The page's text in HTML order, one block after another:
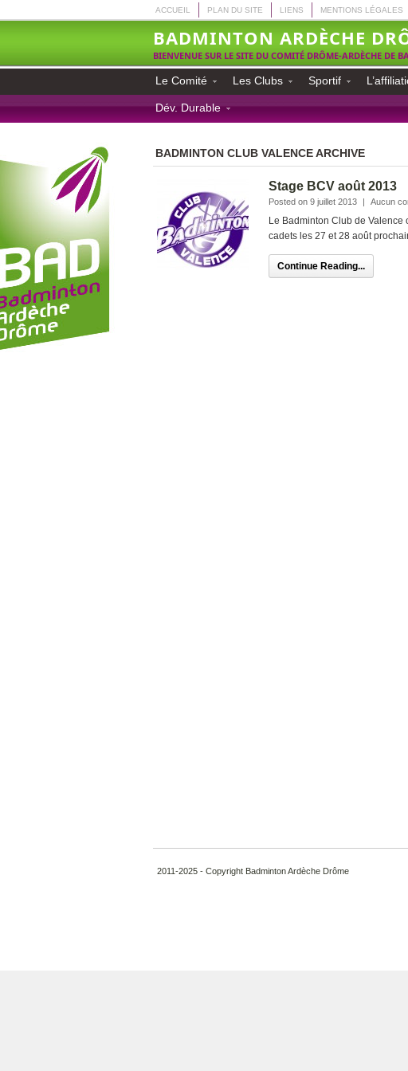
ACCUEIL PLAN DU SITE LIENS MENTIONS LÉGALES
BADMINTON ARDÈCHE
BIENVENUE SUR LE SITE DU COMITÉ DRÔME-ARDÈCHE DE
Le Comité Les Clubs Sportif
Dév. Durable
BADMINTON CLUB VALENCE ARCHIVE
Stage BCV août 2013
Posted on 9 juillet 2013 | Aucun
Le Badminton Club de
cadets les 27 et 28 août
Continue Reading...
2011-2025 - Copyright Badminton Ardèche Drôme